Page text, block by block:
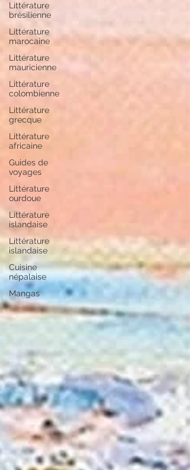
Littérature
brésilienne
Littérature
marocaine
Littérature
mauricienne
Littérature
colombienne
Littérature
grecque
Littérature
africaine
Guides de
voyages
Littérature
ourdoue
Littérature
islandaise
Littérature
islandaise
Cuisine
népalaise
Mangas